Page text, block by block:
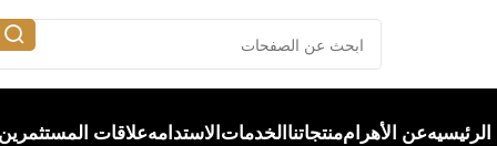
الرئيسيهعن الأهراممنتجاتناالخدماتالاستدامهعلاقات المستثمرين